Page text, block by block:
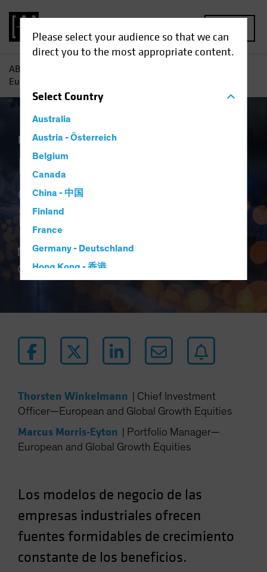
Please select your audience so that we can
direct you to the most appropriate content.
SelectCountry
Australia
Austria - Österreich
Belgium
Canada
China - 中国
Finland
France
Germany - Deutschland
Hong Kong - 香港
Japan - 日本
Latin America
Netherlands
New Zealand
Norway
Other Asia-Pacific
Portugal
South Korea - 대한민국
Spain
Sweden
AB
Europa: fuente de crecimiento para los inversores en RV
Renta variable Blog
Europa: fuente de
crecimiento para los
inversores en RV
12 junio 2024
5 min read
Thorsten Winkelmann
Chief Investment
Officer—European and Global Growth Equities
Marcus Morris-Eyton
Portfolio Manager—
European and Global Growth Equities
Los modelos de negocio de las
empresas industriales ofrecen
fuentes formidables de crecimiento
constante de los beneficios.